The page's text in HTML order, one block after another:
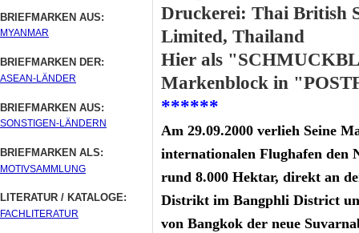
Druckerei: Thai British
Limited, Thailand
Hier als
Markenblock in
******
Am 29.09.2000 verlieh Seine
internationalen Flughafen den
rund 8.000 Hektar, direkt an
Distrikt im Bangphli District
von Bangkok der neue
BRIEFMARKEN AUS:
MYANMAR
BRIEFMARKEN DER:
ASEAN-LÄNDER
BRIEFMARKEN AUS:
SONSTIGEN-LÄNDERN
BRIEFMARKEN ALS:
MOTIVSAMMLUNG
LITERATUR / KATALOGE:
FACHLITERATUR